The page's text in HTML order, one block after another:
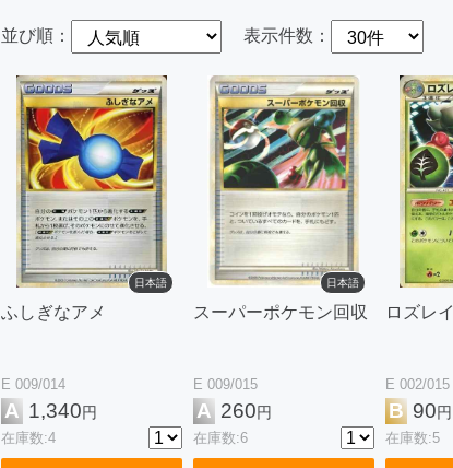
並び順： 表示件数：
日本語
ふしぎなアメ
E 009/014
A 1,340円
在庫数:4
日本語
スーパーポケモン回収
E 009/015
A 260円
在庫数:6
ロズレ
E 002/015
B 90円
在庫数:5